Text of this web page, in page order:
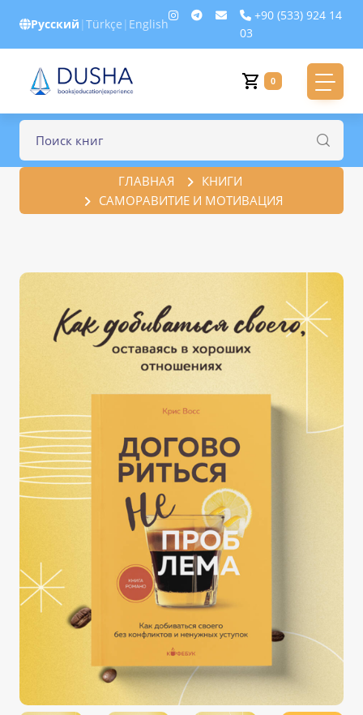
Русский | Türkçe | English
+90 (533) 924 14
03
0
ГЛАВНАЯ
КНИГИ
САМОРАВИТИЕ И МОТИВАЦИЯ